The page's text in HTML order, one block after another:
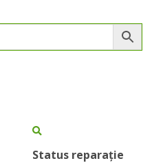
Status reparație